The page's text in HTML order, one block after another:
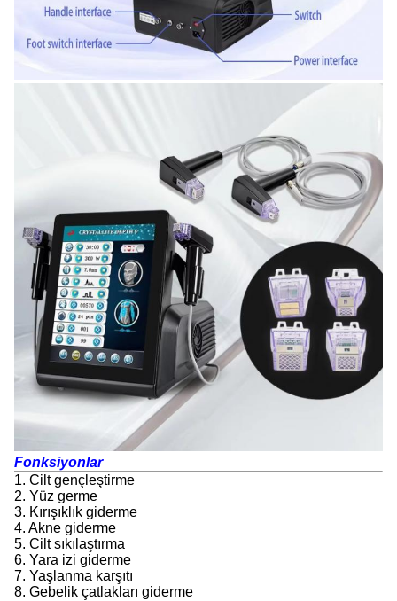
Fonksiyonlar
1. Cilt gençleştirme
2. Yüz germe
3. Kırışıklık giderme
4. Akne giderme
5. Cilt sıkılaştırma
6. Yara izi giderme
7. Yaşlanma karşıtı
8. Gebelik çatlakları giderme